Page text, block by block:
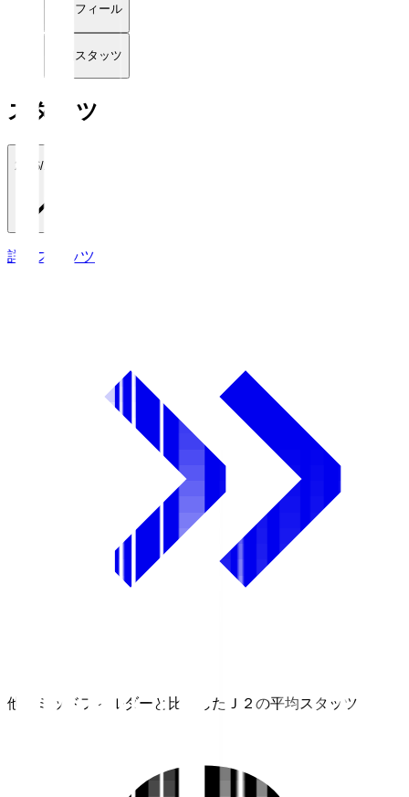
プロフィール
詳細スタッツ
スタッツ
2026/27
詳細スタッツ
他のミッドフィルダーと比較したＪ２の平均スタッツ